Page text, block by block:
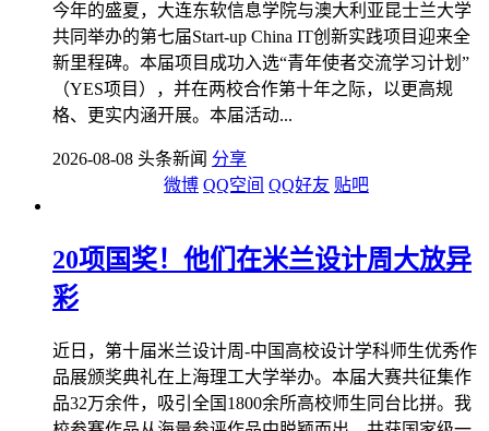
今年的盛夏，大连东软信息学院与澳大利亚昆士兰大学
共同举办的第七届Start-up China IT创新实践项目迎来全
新里程碑。本届项目成功入选“青年使者交流学习计划”
（YES项目），并在两校合作第十年之际，以更高规
格、更实内涵开展。本届活动...
2026-08-08 头条新闻 分享
微博 QQ空间 QQ好友 贴吧
20项国奖！他们在米兰设计周大放异
彩
近日，第十届米兰设计周-中国高校设计学科师生优秀作
品展颁奖典礼在上海理工大学举办。本届大赛共征集作
品32万余件，吸引全国1800余所高校师生同台比拼。我